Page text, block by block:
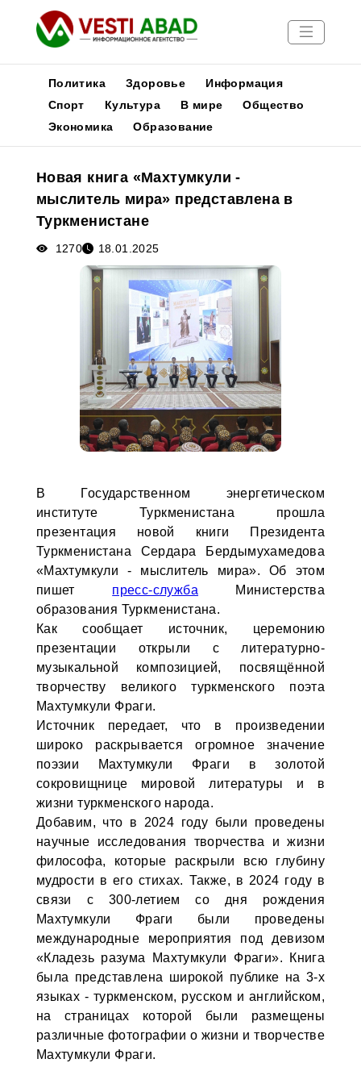
Новости
Медиа
Афиша
Политика Здоровье
Информация
Спорт
Культура В мире
Общество
Экономика
Образование
Новая книга «Махтумкули -
мыслитель мира» представлена в
Туркменистане
1270 18.01.2025
В Государственном энергетическом
институте Туркменистана прошла
презентация новой книги Президента
Туркменистана Сердара Бердымухамедова
«Махтумкули - мыслитель мира». Об этом
пишет пресс-служба Министерства
образования Туркменистана.
Как сообщает источник, церемонию
презентации открыли c литературно-
музыкальной композицией, посвящённой
творчеству великого туркменского поэта
Махтумкули Фраги.
Источник передает, что в произведении
широко раскрывается огромное значение
поэзии Махтумкули Фраги в золотой
сокровищнице мировой литературы и в
жизни туркменского народа.
Добавим, что в 2024 году были проведены
научные исследования творчества и жизни
философа, которые раскрыли всю глубину
мудрости в его стихах. Также, в 2024 году в
связи с 300-летием со дня рождения
Махтумкули Фраги были проведены
международные мероприятия под девизом
«Кладезь разума Махтумкули Фраги». Книга
была представлена широкой публике на 3-х
языках - туркменском, русском и английском,
на страницах которой были размещены
различные фотографии о жизни и творчестве
Махтумкули Фраги.